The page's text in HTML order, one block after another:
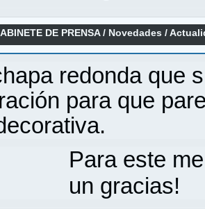
DE PRENSA/ Novedades /
redonda que
para que
Para este
un gracias!